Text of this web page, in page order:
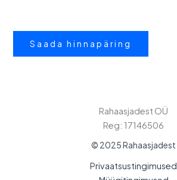
Saada hinnapäring
Rahaasjadest OÜ
Reg: 17146506
© 2025 Rahaasjadest
Privaatsustingimused